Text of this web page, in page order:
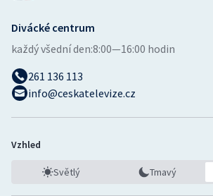
Volejbal
Ostatní
Divácké centrum
každý všední den:8:00—16:00 hodin
261 136 113
info@ceskatelevize.cz
Vzhled
Světlý Tmavý